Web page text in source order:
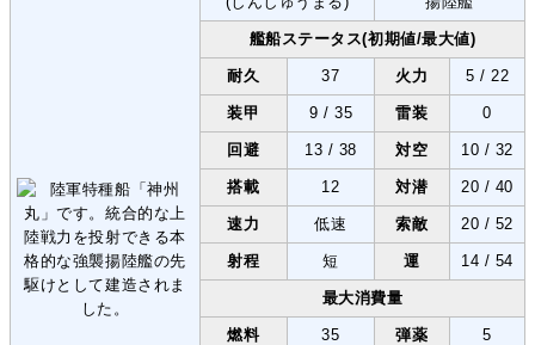
艦船ステータス(初期値/最大値)
耐久 37 火力 5 / 22
装甲 9 / 35 雷装 0
回避 13 / 38 対空 10 / 32
搭載 12 対潜 20 / 40
速力 低速 索敵 20 / 52
射程 短 運 14 / 54
最大消費量
燃料 35 弾薬 5